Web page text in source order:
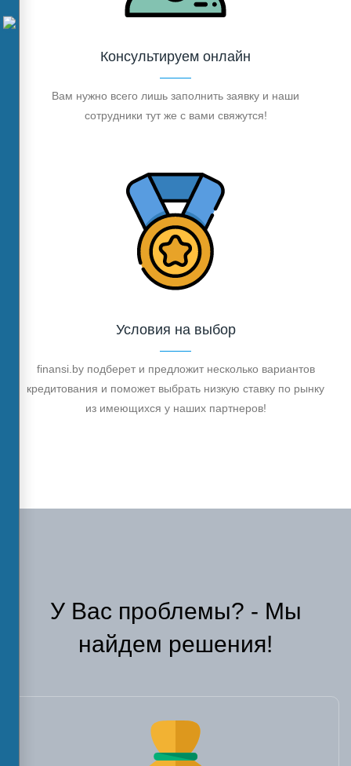
Консультируем онлайн
Вам нужно всего лишь заполнить заявку и наши
сотрудники тут же с вами свяжутся!
Условия на выбор
finansi.by подберет и предложит несколько вариантов
кредитования и поможет выбрать низкую ставку по рынку
из имеющихся у наших партнеров!
У Вас проблемы? - Мы
найдем решения!